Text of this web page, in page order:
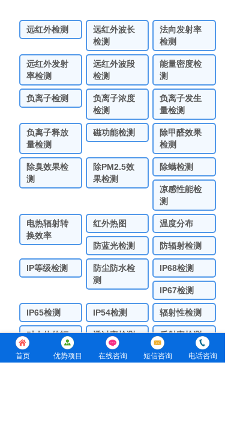
远红外检测
远红外波长
检测
法向发射率
检测
远红外发射
率检测
远红外波段
检测
能量密度检
测
负离子检测
负离子浓度
检测
负离子发生
量检测
负离子释放
量检测
磁功能检测
除甲醛效果
检测
除臭效果检
测
除PM2.5效
果检测
除螨检测
凉感性能检
测
电热辐射转
换效率
红外热图 温度分布
防蓝光检测 防辐射检测
IP等级检测
防尘防水检
测
IP68检测
IP67检测
IP65检测 IP54检测 辐射性检测
对人体的辐
射评估
透过率检测 反射率检测
发射率检测 辐射率检测
首页 优势项目 在线咨询 短信咨询 电话咨询